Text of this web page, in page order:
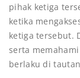
pihak ketiga
ketika
ketiga tersebut.
serta
berlaku di